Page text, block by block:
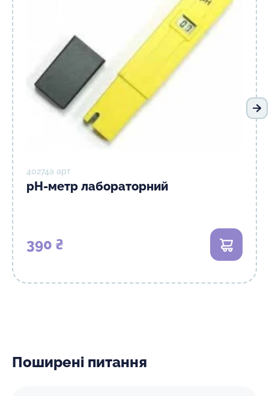
40274а арт
рН-метр лабораторний
390 ₴ В кошик
Поширені питання